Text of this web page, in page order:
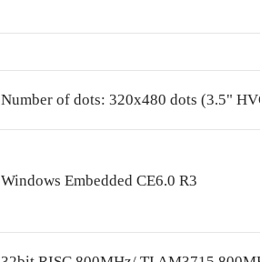
Number of dots: 320x480 dots (3.5"
Windows Embedded CE6.0 R3